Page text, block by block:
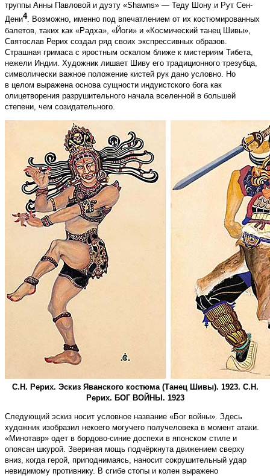
труппы Анны Павловой и дуэту «Shawns» — Теду Шону и Рут Сен-
Дени4. Возможно, именно под впечатлением от их костюмированных
балетов, таких как «Радха», «Йоги» и «Космический танец Шивы»,
Святослав Рерих создал ряд своих экспрессивных образов.
Страшная гримаса с яростным оскалом ближе к мистериям Тибета,
нежели Индии. Художник лишает Шиву его традиционного трезубца,
символически важное положение кистей рук дано условно. Но
в целом выражена основа сущности индуистского бога как
олицетворения разрушительного начала вселенной в большей
степени, чем созидательного.
С.Н. Рерих. Эскиз Яванского костюма (Танец Шивы). 1923. С.Н.
Рерих. БОГ ВОЙНЫ. 1923
Следующий эскиз носит условное название «Бог войны». Здесь
художник изобразил некоего могучего получеловека в момент атаки.
«Минотавр» одет в бордово-синие доспехи в японском стиле и
опоясан шкурой. Звериная мощь подчёркнута движением сверху
вниз, когда герой, приподнимаясь, наносит сокрушительный удар
невидимому противнику. В сгибе стопы и колен выражено